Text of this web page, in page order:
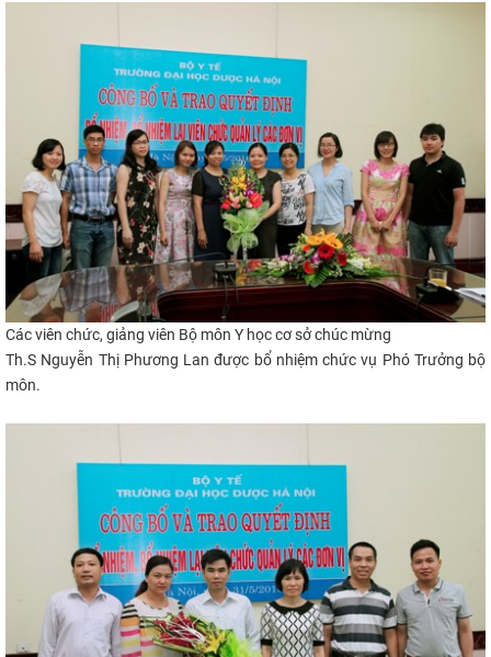
Các viên chức, giảng viên Bộ môn Y học cơ sởchúc mừng
Th.S Nguyễn Thị Phương Lanđược bổ nhiệm chức vụ Phó Trưởng bộ
môn.